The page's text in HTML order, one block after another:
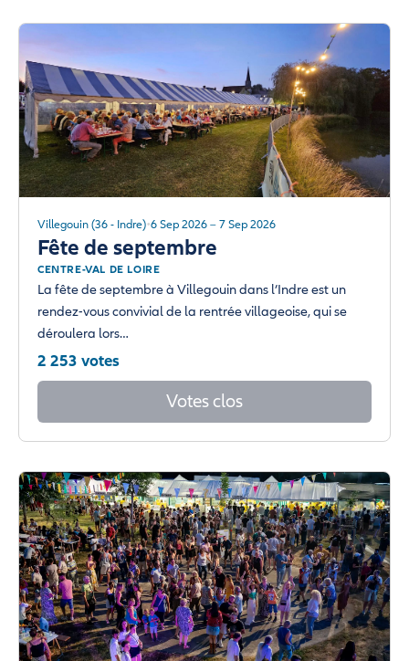
Villegouin (36 - Indre) 6 Sep 2026 – 7 Sep 2026
Fête de septembre
CENTRE-VAL DE LOIRE
La fête de septembre à Villegouin dans l’Indre est un
rendez-vous convivial de la rentrée villageoise, qui se
déroulera lors…
2 253 votes
Votes clos